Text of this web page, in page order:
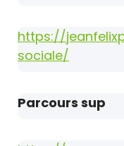
https://
sociale/
Parcours sup